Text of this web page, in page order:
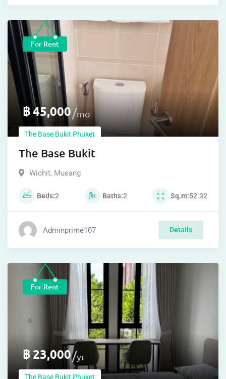
For Rent
฿45,000 mo
The Base Bukit Phuket
The Base Bukit
Wichit, Mueang
Beds 2 Baths 2 Sq.m 52.32
Adminprime107 Details
For Rent
฿23,000 yr
The Base Bukit Phuket